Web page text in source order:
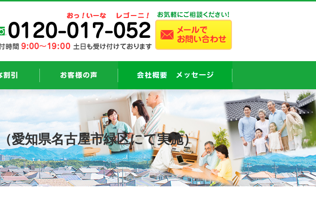
愛知県名古屋市緑区にて実施）